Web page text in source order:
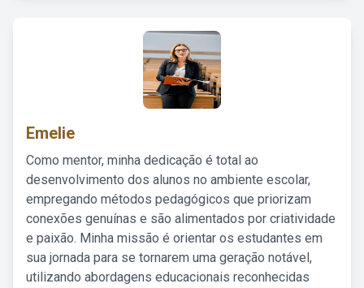
Emelie
Como mentor, minha dedicação é total ao
desenvolvimento dos alunos no ambiente escolar,
empregando métodos pedagógicos que priorizam
conexões genuínas e são alimentados por criatividade
e paixão. Minha missão é orientar os estudantes em
sua jornada para se tornarem uma geração notável,
utilizando abordagens educacionais reconhecidas